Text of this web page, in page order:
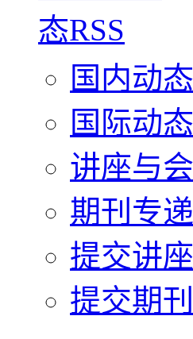
国内动态
国际动态
讲座与
期刊专递
提交讲
提交期